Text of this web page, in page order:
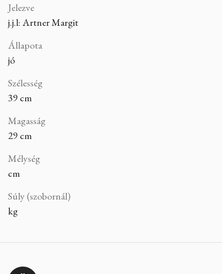
Jelezve
j.j.l: Artner Margit
Állapota
jó
Szélesség
39 cm
Magasság
29 cm
Mélység
cm
Súly (szobornál)
kg